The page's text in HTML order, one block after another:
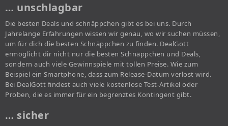
… unschlagbar
Die besten Deals und schnäppchen gibt es bei uns. Durch
Jahrelange Erfahrungen wissen wir genau, wo wir suchen müssen,
um für dich die besten Schnäppchen zu finden. DealGott
ermöglicht dir nicht nur die besten Schnäppchen und Deals,
sondern auch viele Gewinnspiele mit tollen Preise. Wie zum
Beispiel ein Smartphone, dass zum Release-Datum verlost wird.
Bei DealGott findest auch viele kostenlose Test-Artikel oder
Proben, die es immer für ein begrenztes Kontingent gibt.
… sicher